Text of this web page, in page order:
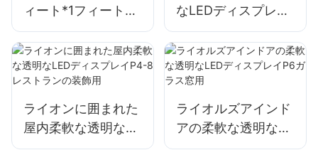
ィート*1フィート
LEDディスプレイ
P6.35 IP68広告用
なLEDディスプレイ
スクリーンHDハイ
リフレッシュとコー
ラシェイプ
ライオンに囲まれた
屋内柔軟な透明な
LEDディスプレイ
ライオルズアインド
アの柔軟な透明な
LEDディスプレイP6